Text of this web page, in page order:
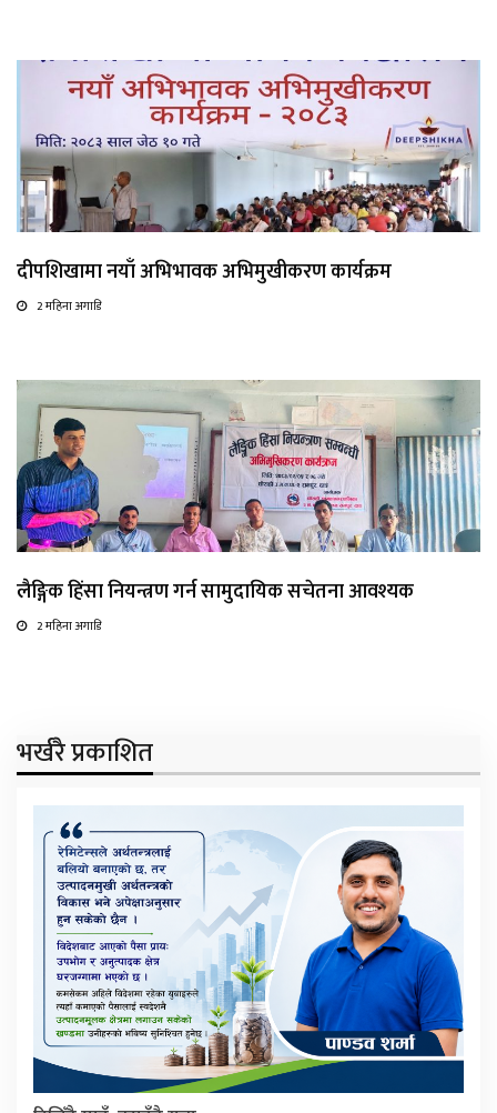
दीपशिखामा नयाँ अभिभावक अभिमुखीकरण कार्यक्रम
2 महिना अगाडि
लैङ्गिक हिंसा नियन्त्रण गर्न सामुदायिक सचेतना आवश्यक
2 महिना अगाडि
भर्खरै प्रकाशित